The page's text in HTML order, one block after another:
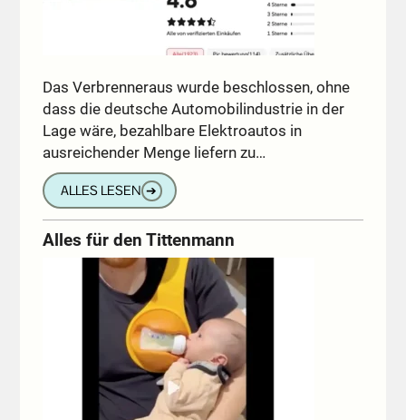
Das Verbrenneraus wurde beschlossen, ohne
dass die deutsche Automobilindustrie in der
Lage wäre, bezahlbare Elektroautos in
ausreichender Menge liefern zu…
ALLES LESEN ➔
Alles für den Tittenmann